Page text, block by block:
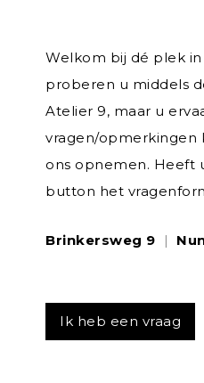
Welkom bij dé plek
proberen u middels
Atelier 9, maar u
vragen/opmerkingen
ons opnemen. Heeft
button het
Brinkersweg 9 |
Ik heb een vraag